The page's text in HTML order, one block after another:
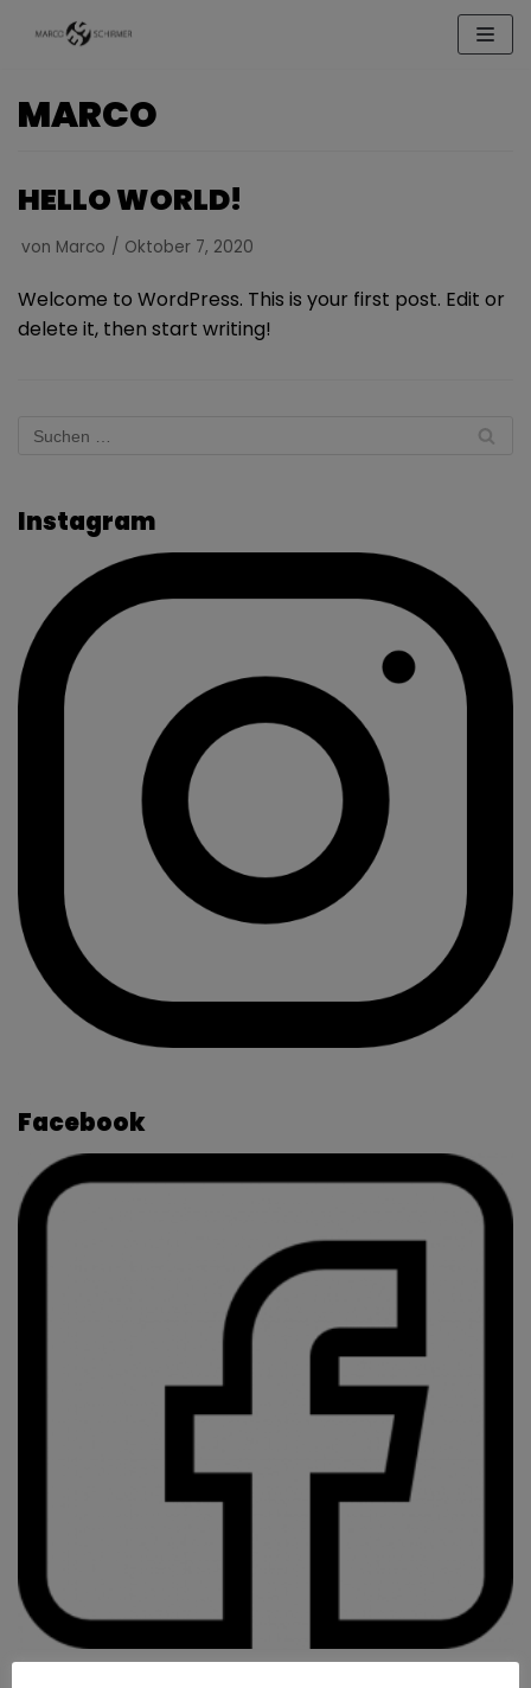
MARCO
HELLO WORLD!
von Marco Oktober 7, 2020
Welcome to WordPress. This is your first post. Edit or
delete it, then start writing!
Instagram
Facebook